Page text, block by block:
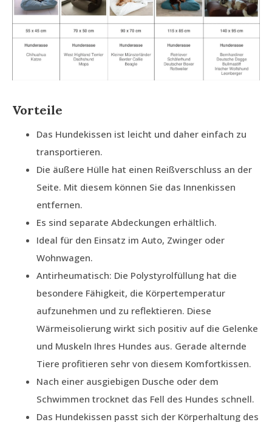
Vorteile
Das Hundekissen ist leicht und daher einfach zu
transportieren.
Die äußere Hülle hat einen Reißverschluss an der
Seite. Mit diesem können Sie das Innenkissen
entfernen.
Es sind separate Abdeckungen erhältlich.
Ideal für den Einsatz im Auto, Zwinger oder
Wohnwagen.
Antirheumatisch: Die Polystyrolfüllung hat die
besondere Fähigkeit, die Körpertemperatur
aufzunehmen und zu reflektieren. Diese
Wärmeisolierung wirkt sich positiv auf die Gelenke
und Muskeln Ihres Hundes aus. Gerade alternde
Tiere profitieren sehr von diesem Komfortkissen.
Nach einer ausgiebigen Dusche oder dem
Schwimmen trocknet das Fell des Hundes schnell.
Das Hundekissen passt sich der Körperhaltung des